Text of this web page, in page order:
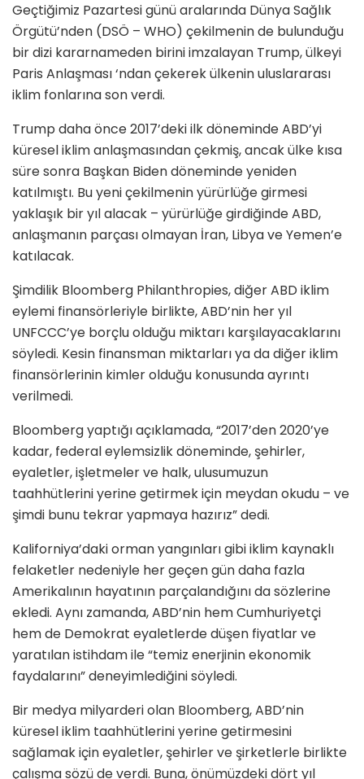
Geçtiğimiz Pazartesi günü aralarında Dünya Sağlık
Örgütü’nden (DSÖ – WHO) çekilmenin de bulunduğu
bir dizi kararnameden birini imzalayan Trump, ülkeyi
Paris Anlaşması ‘ndan çekerek ülkenin uluslararası
iklim fonlarına son verdi.
Trump daha önce 2017’deki ilk döneminde ABD’yi
küresel iklim anlaşmasından çekmiş, ancak ülke kısa
süre sonra Başkan Biden döneminde yeniden
katılmıştı. Bu yeni çekilmenin yürürlüğe girmesi
yaklaşık bir yıl alacak – yürürlüğe girdiğinde ABD,
anlaşmanın parçası olmayan İran, Libya ve Yemen’e
katılacak.
Şimdilik Bloomberg Philanthropies, diğer ABD iklim
eylemi finansörleriyle birlikte, ABD’nin her yıl
UNFCCC’ye borçlu olduğu miktarı karşılayacaklarını
söyledi. Kesin finansman miktarları ya da diğer iklim
finansörlerinin kimler olduğu konusunda ayrıntı
verilmedi.
Bloomberg yaptığı açıklamada, “2017’den 2020’ye
kadar, federal eylemsizlik döneminde, şehirler,
eyaletler, işletmeler ve halk, ulusumuzun
taahhütlerini yerine getirmek için meydan okudu – ve
şimdi bunu tekrar yapmaya hazırız” dedi.
Kaliforniya’daki orman yangınları gibi iklim kaynaklı
felaketler nedeniyle her geçen gün daha fazla
Amerikalının hayatının parçalandığını da sözlerine
ekledi. Aynı zamanda, ABD’nin hem Cumhuriyetçi
hem de Demokrat eyaletlerde düşen fiyatlar ve
yaratılan istihdam ile “temiz enerjinin ekonomik
faydalarını” deneyimlediğini söyledi.
Bir medya milyarderi olan Bloomberg, ABD’nin
küresel iklim taahhütlerini yerine getirmesini
sağlamak için eyaletler, şehirler ve şirketlerle birlikte
çalışma sözü de verdi. Buna, önümüzdeki dört yıl